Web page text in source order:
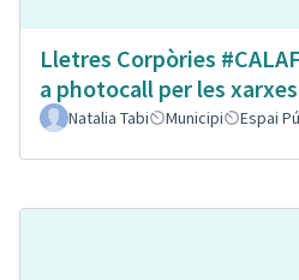
Lletres Corpòries
a photocall per les
Natalia Tabi Municipi Espai